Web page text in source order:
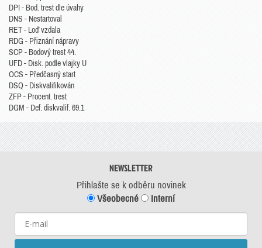
DPI - Bod. trest dle úvahy
DNS - Nestartoval
RET - Loď vzdala
RDG - Přiznání nápravy
SCP - Bodový trest 44.
UFD - Disk. podle vlajky U
OCS - Předčasný start
DSQ - Diskvalifikován
ZFP - Procent. trest
DGM - Def. diskvalif. 69.1
NEWSLETTER
Přihlašte se k odběru novinek
Všeobecné
Interní